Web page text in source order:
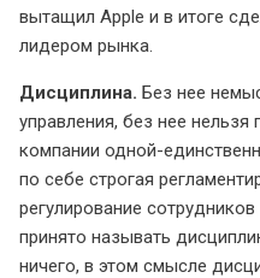
вытащил Apple и в итоге
лидером рынка.
Дисциплина. Без нее
управления, без нее нельзя
компании одной-
по себе строгая
регулирование
принято называть
ничего, в этом смысле